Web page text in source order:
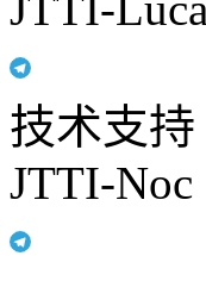
技术支持
JTTI-Noc